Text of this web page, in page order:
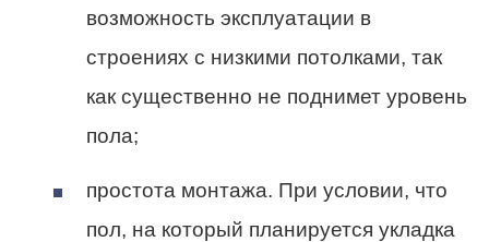
возможность эксплуатации в
строениях с низкими потолками, так
как существенно не поднимет уровень
пола;
простота монтажа. При условии, что
пол, на который планируется укладка